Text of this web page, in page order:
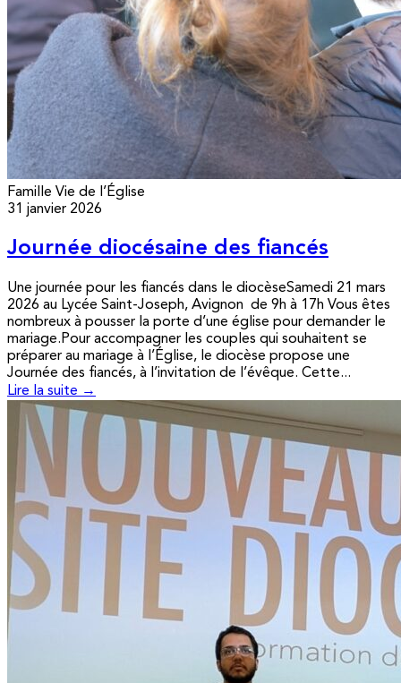
Famille Vie de l’Église
31 janvier 2026
Journée diocésaine des fiancés
Une journée pour les fiancés dans le diocèseSamedi 21 mars
2026 au Lycée Saint-Joseph, Avignon de 9h à 17h Vous êtes
nombreux à pousser la porte d’une église pour demander le
mariage.Pour accompagner les couples qui souhaitent se
préparer au mariage à l’Église, le diocèse propose une
Journée des fiancés, à l’invitation de l’évêque. Cette...
Lire la suite →